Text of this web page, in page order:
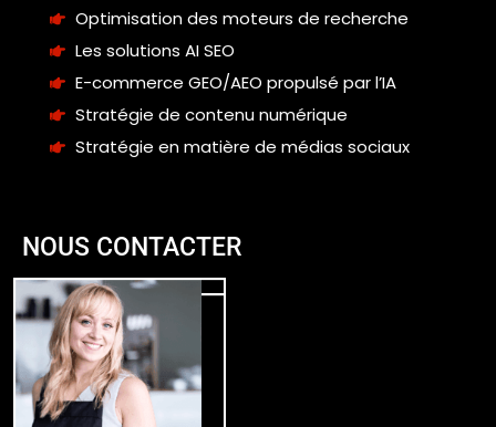
Optimisation des moteurs de recherche
Les solutions AI SEO
E-commerce GEO/AEO propulsé par l’IA
Stratégie de contenu numérique
Stratégie en matière de médias sociaux
NOUS CONTACTER